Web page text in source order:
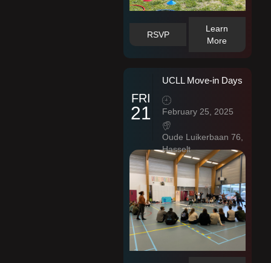
RSVP
Learn
More
FRI
21
UCLL Move-in Days
February 25, 2025
Oude Luikerbaan 76,
Hasselt